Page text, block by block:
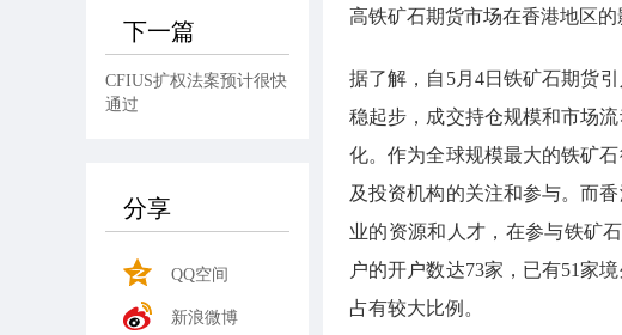
下一篇
CFIUS扩权法案预计很快
通过
分享
QQ空间
新浪微博
高铁矿石期货市场在香港地区的
据了解，自5月4日铁矿石期货
稳起步，成交持仓规模和市场
化。作为全球规模最大的铁矿
及投资机构的关注和参与。而
业的资源和人才，在参与铁矿
户的开户数达73家，已有51家
占有较大比例。